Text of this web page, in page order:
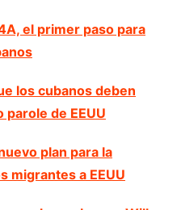
el primer paso para
los cubanos deben
parole de EEUU
plan para la
migrantes a EEUU